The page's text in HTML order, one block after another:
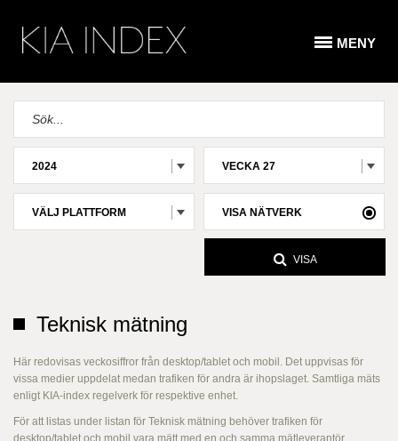
MENY
VISA
2024 VECKA 27
VÄLJ PLATTFORM VISA NÄTVERK
Teknisk mätning
Här redovisas veckosiffror från desktop/tablet och mobil. Det uppvisas för
vissa medier uppdelat medan trafiken för andra är ihopslaget. Samtliga mäts
enligt KIA-index regelverk för respektive enhet.
För att listas under listan för Teknisk mätning behöver trafiken för
desktop/tablet och mobil vara mätt med en och samma mätleverantör.